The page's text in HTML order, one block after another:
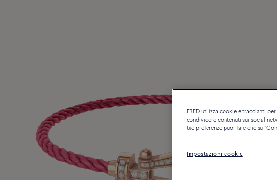
FRED utilizza cookie e traccianti
condividere contenuti sui social
tue preferenze puoi fare clic su
Impostazioni cookie